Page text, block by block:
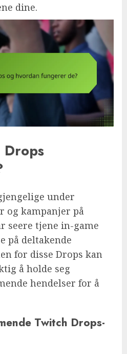
dine.
under
og kampanjer på
seere tjene in-game
på deltakende
for disse Drops kan
å holde seg
hendelser for å
Twitch Drops-